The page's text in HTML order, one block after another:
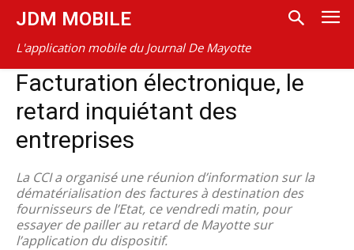
JDM MOBILE
L'application mobile du Journal De Mayotte
Facturation électronique, le
retard inquiétant des
entreprises
La CCI a organisé une réunion d’information sur la
dématérialisation des factures à destination des
fournisseurs de l’Etat, ce vendredi matin, pour
essayer de pailler au retard de Mayotte sur
l’application du dispositif.